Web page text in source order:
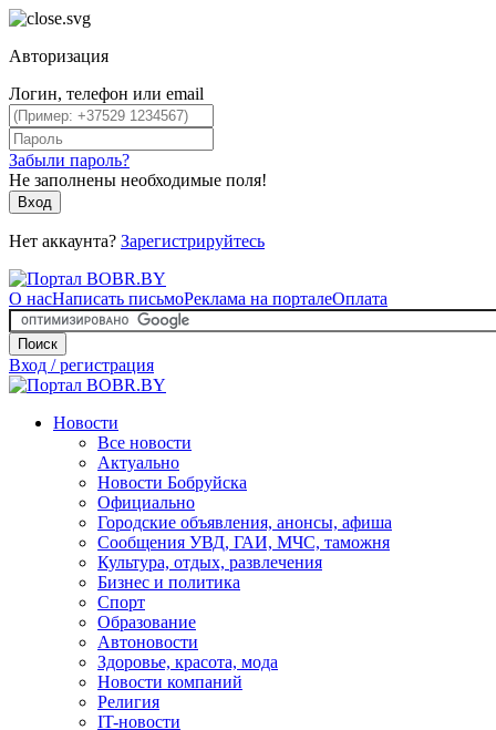
Авторизация
Логин, телефон или email
Забыли пароль?
Не заполнены необходимые поля!
Вход
Нет аккаунта? Зарегистрируйтесь
О насНаписать письмоРеклама на порталеОплата
Поиск
Вход / регистрация
Новости
Все новости
Актуально
Новости Бобруйска
Официально
Городские объявления, анонсы, афиша
Сообщения УВД, ГАИ, МЧС, таможня
Культура, отдых, развлечения
Бизнес и политика
Спорт
Образование
Автоновости
Здоровье, красота, мода
Новости компаний
Религия
IT-новости